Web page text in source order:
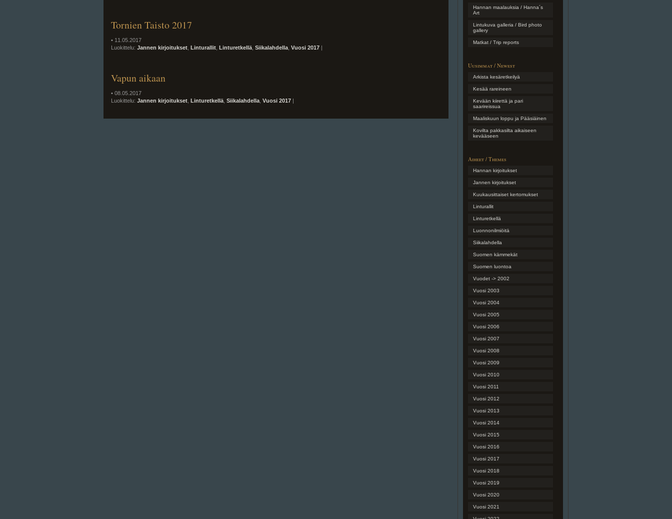
Tornien Taisto 2017
• 11.05.2017
Luokittelu: Jannen kirjoitukset Linturallit Linturetkellä Siikalahdella Vuosi 2017 |
Vapun aikaan
• 08.05.2017
Luokittelu: Jannen kirjoitukset Linturetkellä Siikalahdella Vuosi 2017 |
Hannan maalauksia / Hanna´s
Art
Lintukuva galleria / Bird photo
gallery
Matkat / Trip reports
Uusimmat / Newest
Arkista kesäretkeilyä
Kesää rareineen
Kevään kiirettä ja pari
saarireissua
Maaliskuun loppu ja Pääsiäinen
Kovilta pakkasilta aikaiseen
kevääseen
Aiheet / Themes
Hannan kirjoitukset
Jannen kirjoitukset
Kuukausittaiset kertomukset
Linturallit
Linturetkellä
Luonnonilmiöitä
Siikalahdella
Suomen kämmekät
Suomen luontoa
Vuodet -> 2002
Vuosi 2003
Vuosi 2004
Vuosi 2005
Vuosi 2006
Vuosi 2007
Vuosi 2008
Vuosi 2009
Vuosi 2010
Vuosi 2011
Vuosi 2012
Vuosi 2013
Vuosi 2014
Vuosi 2015
Vuosi 2016
Vuosi 2017
Vuosi 2018
Vuosi 2019
Vuosi 2020
Vuosi 2021